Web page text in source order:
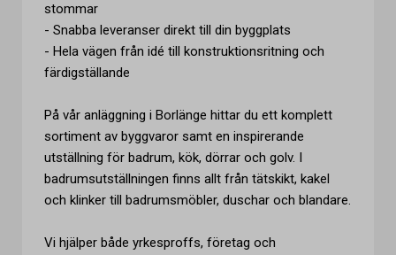
stommar
- Snabba leveranser direkt till din byggplats
- Hela vägen från idé till konstruktionsritning och
färdigställande
På vår anläggning i Borlänge hittar du ett komplett
sortiment av byggvaror samt en inspirerande
utställning för badrum, kök, dörrar och golv. I
badrumsutställningen finns allt från tätskikt, kakel
och klinker till badrumsmöbler, duschar och blandare.
Vi hjälper både yrkesproffs, företag och